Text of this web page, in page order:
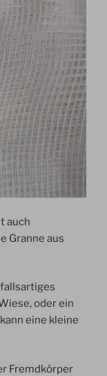
auch
Granne aus
oder ein
eine kleine
Fremdkörper